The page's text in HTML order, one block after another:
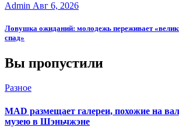
Admin Авг 6, 2026
Ловушка ожиданий: молодежь переживает
спад»
Вы пропустили
Разное
MAD размещает галереи, похожие на
музею в Шэньчжэне